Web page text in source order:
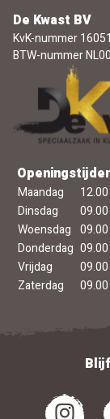
De Kwast BV
KvK-nummer
BTW-nummer
Maandag
Dinsdag
Woensdag
Donderdag
Vrijdag
Zaterdag